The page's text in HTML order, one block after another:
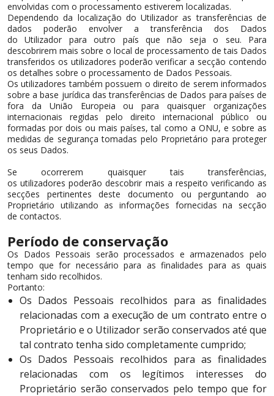
envolvidas com o processamento estiverem localizadas.
Dependendo da localização do Utilizador as transferências de
dados poderão envolver a transferência dos Dados
do Utilizador para outro país que não seja o seu. Para
descobrirem mais sobre o local de processamento de tais Dados
transferidos os utilizadores poderão verificar a secção contendo
os detalhes sobre o processamento de Dados Pessoais.
Os utilizadores também possuem o direito de serem informados
sobre a base jurídica das transferências de Dados para países de
fora da União Europeia ou para quaisquer organizações
internacionais regidas pelo direito internacional público ou
formadas por dois ou mais países, tal como a ONU, e sobre as
medidas de segurança tomadas pelo Proprietário para proteger
os seus Dados.
Se ocorrerem quaisquer tais transferências,
os utilizadores poderão descobrir mais a respeito verificando as
secções pertinentes deste documento ou perguntando ao
Proprietário utilizando as informações fornecidas na secção
de contactos.
Período de conservação
Os Dados Pessoais serão processados e armazenados pelo
tempo que for necessário para as finalidades para as quais
tenham sido recolhidos.
Portanto:
Os Dados Pessoais recolhidos para as finalidades
relacionadas com a execução de um contrato entre o
Proprietário e o Utilizador serão conservados até que
tal contrato tenha sido completamente cumprido;
Os Dados Pessoais recolhidos para as finalidades
relacionadas com os legítimos interesses do
Proprietário serão conservados pelo tempo que for